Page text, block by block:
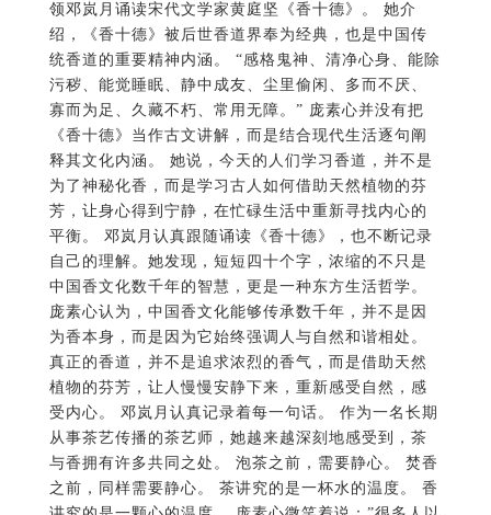
领邓岚月诵读宋代文学家黄庭坚《香十德》。 她介
绍，《香十德》被后世香道界奉为经典，也是中国传
统香道的重要精神内涵。 “感格鬼神、清净心身、能除
污秽、能觉睡眠、静中成友、尘里偷闲、多而不厌、
寡而为足、久藏不朽、常用无障。” 庞素心并没有把
《香十德》当作古文讲解，而是结合现代生活逐句阐
释其文化内涵。 她说，今天的人们学习香道，并不是
为了神秘化香，而是学习古人如何借助天然植物的芬
芳，让身心得到宁静，在忙碌生活中重新寻找内心的
平衡。 邓岚月认真跟随诵读《香十德》，也不断记录
自己的理解。她发现，短短四十个字，浓缩的不只是
中国香文化数千年的智慧，更是一种东方生活哲学。
庞素心认为，中国香文化能够传承数千年，并不是因
为香本身，而是因为它始终强调人与自然和谐相处。
真正的香道，并不是追求浓烈的香气，而是借助天然
植物的芬芳，让人慢慢安静下来，重新感受自然，感
受内心。 邓岚月认真记录着每一句话。 作为一名长期
从事茶艺传播的茶艺师，她越来越深刻地感受到，茶
与香拥有许多共同之处。 泡茶之前，需要静心。 焚香
之前，同样需要静心。 茶讲究的是一杯水的温度。 香